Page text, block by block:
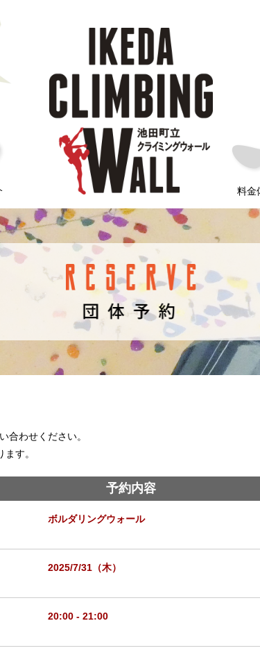
料金
合わせください。
す。
予約内容
ボルダリングウォール
2025/7/31（木）
20:00 - 21:00